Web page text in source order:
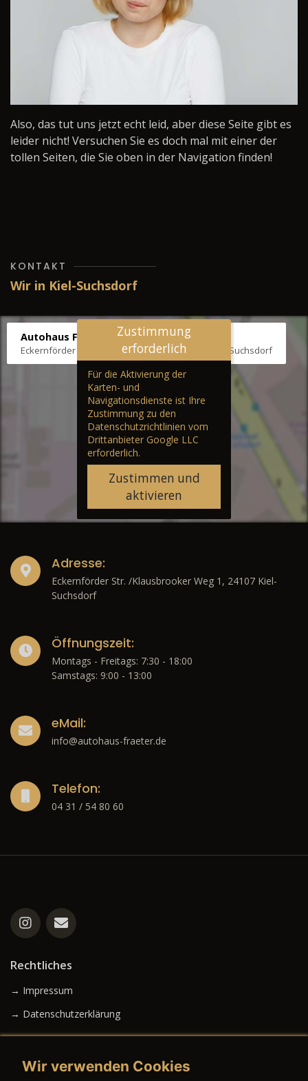
Also, das tut uns jetzt echt leid, aber diese Seite gibt es
leider nicht! Versuchen Sie es doch mal mit einer der
tollen Seiten, die Sie oben in der Navigation finden!
KONTAKT
Wir in Kiel-Suchsdorf
Autohaus Fräter
Eckernförder Str. /Klausbrooker Weg 1, 24107 Kiel-Suchsdorf
Zustimmung
erforderlich
Für die Aktivierung der
Karten- und
Navigationsdienste ist Ihre
Zustimmung zu den
Datenschutzrichtlinien vom
Drittanbieter Google LLC
erforderlich.
Zustimmen und
aktivieren
Adresse:
Eckernförder Str. /Klausbrooker Weg 1, 24107 Kiel-
Suchsdorf
Öffnungszeit:
Montags - Freitags: 7:30 - 18:00
Samstags: 9:00 - 13:00
eMail:
info@autohaus-fraeter.de
Telefon:
04 31 / 54 80 60
Rechtliches
→ Impressum
→ Datenschutzerklärung
Wir verwenden Cookies